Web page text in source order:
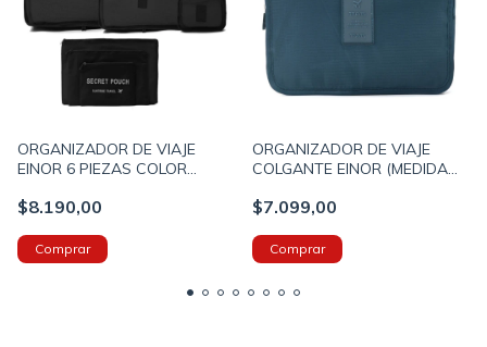
ORGANIZADOR DE VIAJE
EINOR 6 PIEZAS COLOR
$8.190,00
ORGANIZADOR DE VIAJE
COLGANTE EINOR (MEDIDA
21X25X12CM) COLOR AZUL
$7.099,00